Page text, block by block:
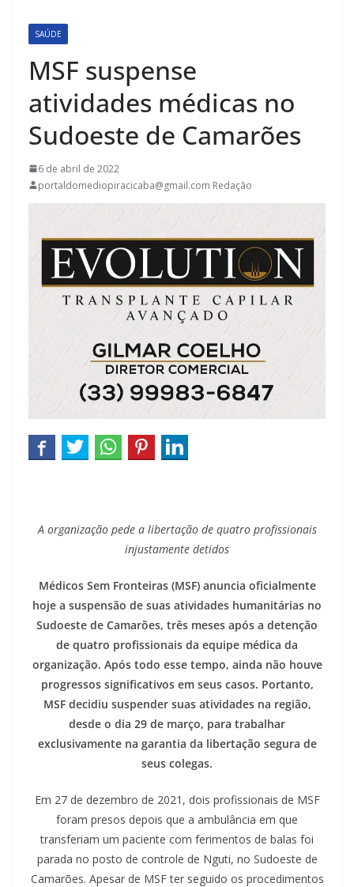
SAÚDE
MSF suspense
atividades médicas no
Sudoeste de Camarões
6 de abril de 2022
portaldomediopiracicaba@gmail.com Redação
A organização pede a libertação de quatro profissionais
injustamente detidos
Médicos Sem Fronteiras (MSF) anuncia oficialmente
hoje a suspensão de suas atividades humanitárias no
Sudoeste de Camarões, três meses após a detenção
de quatro profissionais da equipe médica da
organização. Após todo esse tempo, ainda não houve
progressos significativos em seus casos. Portanto,
MSF decidiu suspender suas atividades na região,
desde o dia 29 de março, para trabalhar
exclusivamente na garantia da libertação segura de
seus colegas.
Em 27 de dezembro de 2021, dois profissionais de MSF
foram presos depois que a ambulância em que
transferiam um paciente com ferimentos de balas foi
parada no posto de controle de Nguti, no Sudoeste de
Camarões. Apesar de MSF ter seguido os procedimentos